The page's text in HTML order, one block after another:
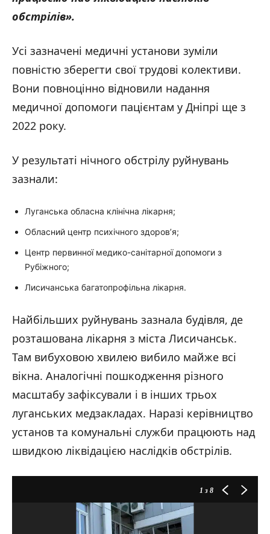
обстрілів».
Усі зазначені медичні установи зуміли
повністю зберегти свої трудові колективи.
Вони повноцінно відновили надання
медичної допомоги пацієнтам у Дніпрі ще з
2022 року.
У результаті нічного обстрілу руйнувань
зазнали:
Луганська обласна клінічна лікарня;
Обласний центр психічного здоров’я;
Центр первинної медико-санітарної допомоги з
Рубіжного;
Лисичанська багатопрофільна лікарня.
Найбільших руйнувань зазнала будівля, де
розташована лікарня з міста Лисичанськ.
Там вибуховою хвилею вибило майже всі
вікна. Аналогічні пошкодження різного
масштабу зафіксували і в інших трьох
луганських медзакладах. Наразі керівництво
установ та комунальні служби працюють над
швидкою ліквідацією наслідків обстрілів.
1 з 8